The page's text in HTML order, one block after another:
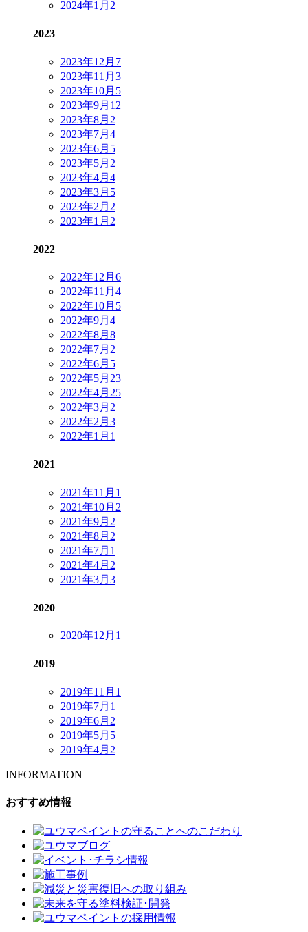
2024年1月 2
2023
2023年12月 7
2023年11月 3
2023年10月 5
2023年9月 12
2023年8月 2
2023年7月 4
2023年6月 5
2023年5月 2
2023年4月 4
2023年3月 5
2023年2月 2
2023年1月 2
2022
2022年12月 6
2022年11月 4
2022年10月 5
2022年9月 4
2022年8月 8
2022年7月 2
2022年6月 5
2022年5月 23
2022年4月 25
2022年3月 2
2022年2月 3
2022年1月 1
2021
2021年11月 1
2021年10月 2
2021年9月 2
2021年8月 2
2021年7月 1
2021年4月 2
2021年3月 3
2020
2020年12月 1
2019
2019年11月 1
2019年7月 1
2019年6月 2
2019年5月 5
2019年4月 2
INFORMATION
おすすめ情報